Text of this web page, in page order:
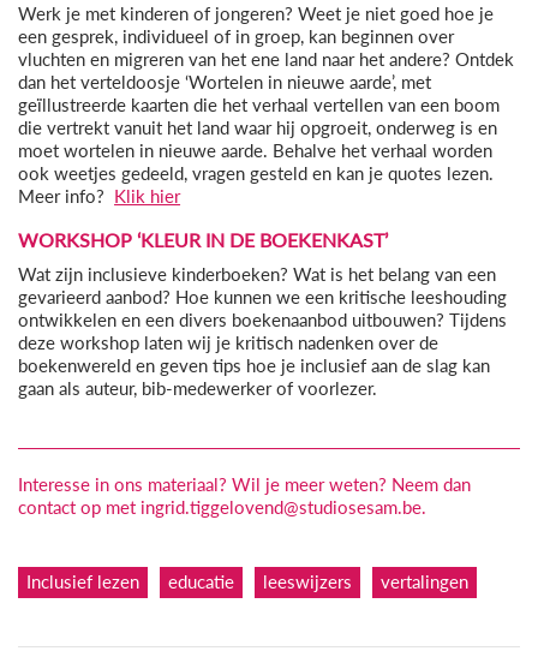
Werk je met kinderen of jongeren? Weet je niet goed hoe je
een gesprek, individueel of in groep, kan beginnen over
vluchten en migreren van het ene land naar het andere? Ontdek
dan het verteldoosje ‘Wortelen in nieuwe aarde’, met
geïllustreerde kaarten die het verhaal vertellen van een boom
die vertrekt vanuit het land waar hij opgroeit, onderweg is en
moet wortelen in nieuwe aarde. Behalve het verhaal worden
ook weetjes gedeeld, vragen gesteld en kan je quotes lezen.
Meer info? Klik hier
WORKSHOP ‘KLEUR IN DE BOEKENKAST’
Wat zijn inclusieve kinderboeken? Wat is het belang van een
gevarieerd aanbod? Hoe kunnen we een kritische leeshouding
ontwikkelen en een divers boekenaanbod uitbouwen? Tijdens
deze workshop laten wij je kritisch nadenken over de
boekenwereld en geven tips hoe je inclusief aan de slag kan
gaan als auteur, bib-medewerker of voorlezer.
Interesse in ons materiaal? Wil je meer weten? Neem dan
contact op met ingrid.tiggelovend@studiosesam.be.
Inclusief lezen educatie leeswijzers vertalingen